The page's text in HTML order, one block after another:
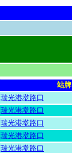
站牌
瑞光港墘路口
瑞光港墘路口
瑞光港墘路口
瑞光港墘路口
瑞光港墘路口